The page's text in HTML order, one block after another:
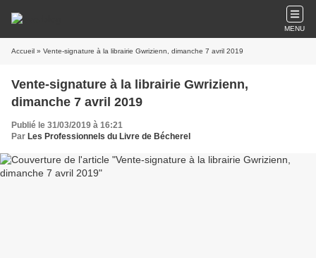
MENU
Accueil » Vente-signature à la librairie Gwrizienn, dimanche 7 avril 2019
Vente-signature à la librairie Gwrizienn,
dimanche 7 avril 2019
Publié le 31/03/2019 à 16:21
Par Les Professionnels du Livre de Bécherel